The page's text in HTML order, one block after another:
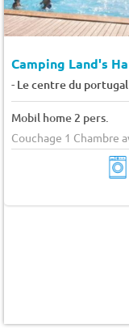
Camping Land's
- Le centre du portugal
Mobil home 2 pers.
Couchage 1 Chambre